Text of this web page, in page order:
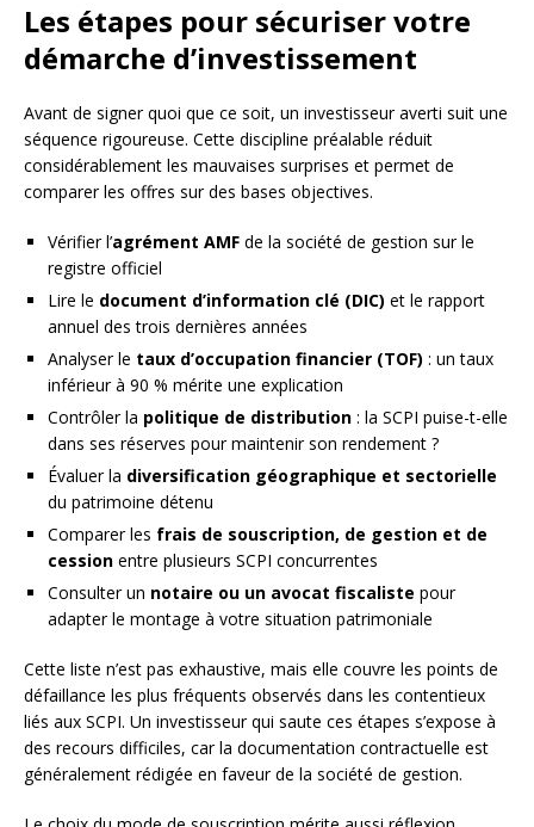
Les étapes pour sécuriser votre
démarche d’investissement
Avant de signer quoi que ce soit, un investisseur averti suit une
séquence rigoureuse. Cette discipline préalable réduit
considérablement les mauvaises surprises et permet de
comparer les offres sur des bases objectives.
Vérifier l’agrément AMF de la société de gestion sur le
registre officiel
Lire le document d’information clé (DIC) et le rapport
annuel des trois dernières années
Analyser le taux d’occupation financier (TOF) : un taux
inférieur à 90 % mérite une explication
Contrôler la politique de distribution : la SCPI puise-t-elle
dans ses réserves pour maintenir son rendement ?
Évaluer la diversification géographique et sectorielle
du patrimoine détenu
Comparer les frais de souscription, de gestion et de
cession entre plusieurs SCPI concurrentes
Consulter un notaire ou un avocat fiscaliste pour
adapter le montage à votre situation patrimoniale
Cette liste n’est pas exhaustive, mais elle couvre les points de
défaillance les plus fréquents observés dans les contentieux
liés aux SCPI. Un investisseur qui saute ces étapes s’expose à
des recours difficiles, car la documentation contractuelle est
généralement rédigée en faveur de la société de gestion.